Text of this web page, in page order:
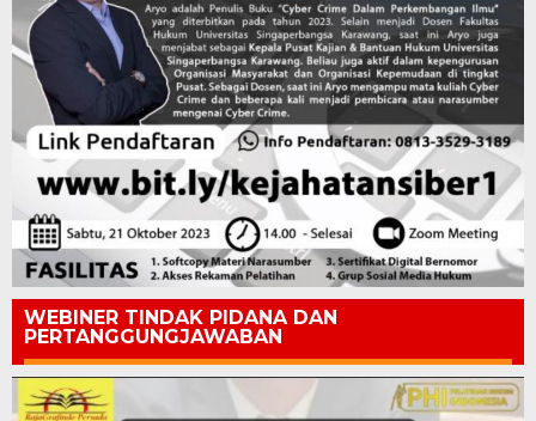
WEBINER TINDAK PIDANA DAN
PERTANGGUNGJAWABAN